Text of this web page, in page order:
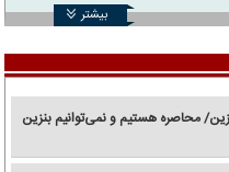
بیشتر
محاصره هستیم و نمی‌توانیم بنزین